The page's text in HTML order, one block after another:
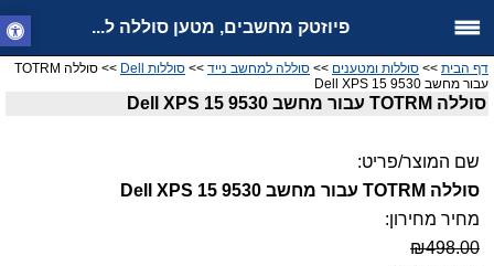
פיוזטק מחשבים, מטען סוללה ל...
דף הבית >> סוללות ומטענים >> סוללה למחשב נייד >> סוללות Dell
>> סוללה TOTRM
עבור מחשב Dell XPS 15 9530
סוללה TOTRM עבור מחשב Dell XPS 15 9530
שם המוצר/פריט:
סוללה TOTRM עבור מחשב Dell XPS 15 9530
מחיר מחירון:
₪498.00